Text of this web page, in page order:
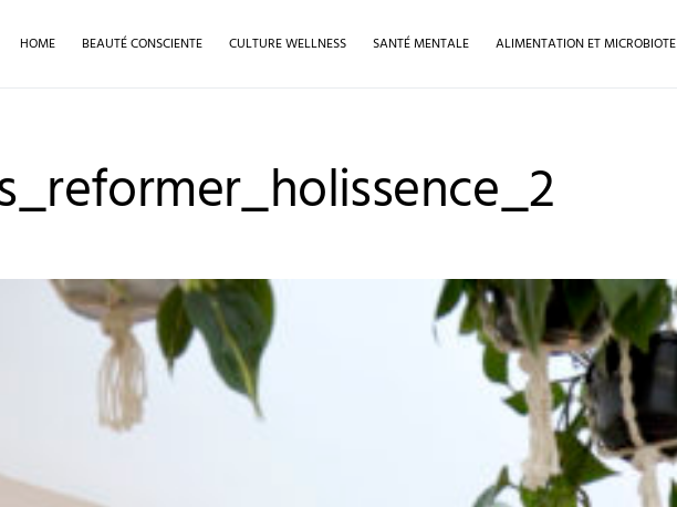
HOME BEAUTÉ CONSCIENTE CULTURE WELLNESS SANTÉ MENTALE ALIMENTATION ET MICROBIOTE